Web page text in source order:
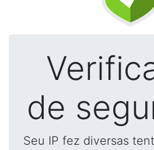
de
Seu IP fez diversas